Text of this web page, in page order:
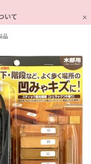
いて
品